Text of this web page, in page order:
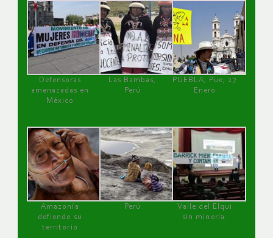
Defensoras
amenazadas en
México
Las Bambas,
Perú
PUEBLA, Pue, 27
Enero
Amazonía
defiende su
territorio
Perú
Valle del Elqui
sin minería.